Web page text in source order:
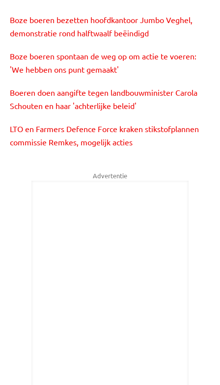
Boze boeren bezetten hoofdkantoor Jumbo Veghel,
demonstratie rond halftwaalf beëindigd
Boze boeren spontaan de weg op om actie te voeren:
'We hebben ons punt gemaakt'
Boeren doen aangifte tegen landbouwminister Carola
Schouten en haar 'achterlijke beleid'
LTO en Farmers Defence Force kraken stikstofplannen
commissie Remkes, mogelijk acties
Advertentie